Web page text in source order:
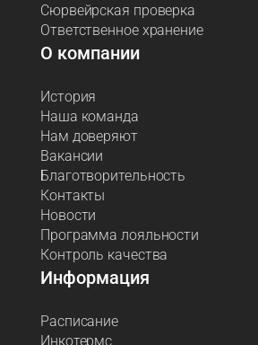
Сюрвейрская проверка
Ответственное хранение
О компании
История
Наша команда
Нам доверяют
Вакансии
Благотворительность
Контакты
Новости
Программа лояльности
Контроль качества
Информация
Расписание
Инкотермс